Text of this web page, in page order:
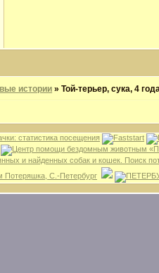
истории »Той-терьер, сука, 4